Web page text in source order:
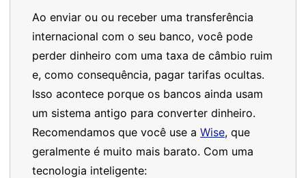
Ao enviar ou ou receber uma transferência
internacional com o seu banco, você pode
perder dinheiro com uma taxa de câmbio ruim
e, como consequência, pagar tarifas ocultas.
Isso acontece porque os bancos ainda usam
um sistema antigo para converter dinheiro.
Recomendamos que você use a Wise, que
geralmente é muito mais barato. Com uma
tecnologia inteligente: